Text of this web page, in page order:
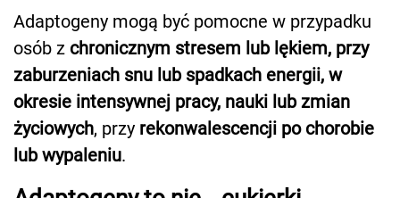
Adaptogeny mogą być pomocne w przypadku
osób z chronicznym stresem lub lękiem, przy
zaburzeniach snu lub spadkach energii, w
okresie intensywnej pracy, nauki lub zmian
życiowych, przy rekonwalescencji po chorobie
lub wypaleniu.